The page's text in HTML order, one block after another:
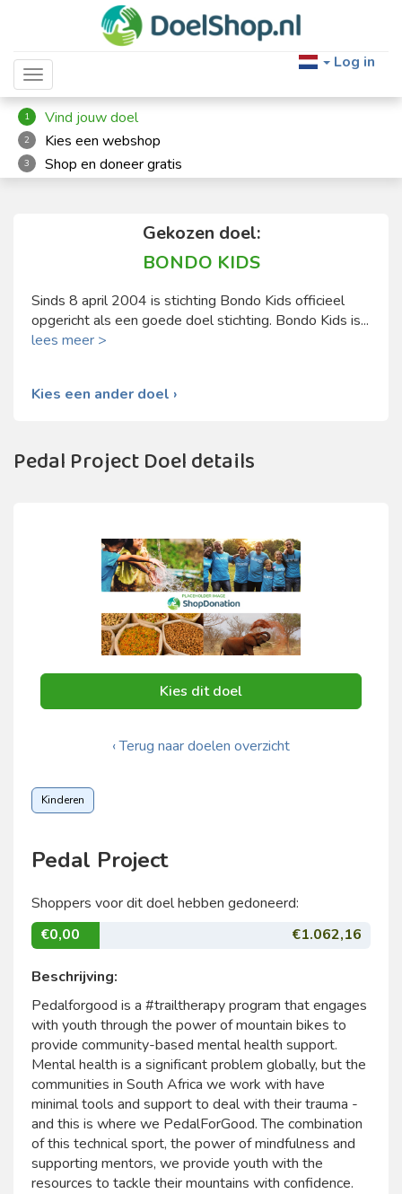
Toggle navigation
Log in
1 Vind jouw doel
2 Kies een webshop
3 Shop en doneer gratis
Gekozen doel:
BONDO KIDS
Sinds 8 april 2004 is stichting Bondo Kids officieel
opgericht als een goede doel stichting. Bondo Kids is...
lees meer >
Kies een ander doel ›
Pedal Project Doel details
Kies dit doel
‹ Terug naar doelen overzicht
Kinderen
Pedal Project
Shoppers voor dit doel hebben gedoneerd:
€0,00
€1.062,16
Beschrijving:
Pedalforgood is a #trailtherapy program that engages
with youth through the power of mountain bikes to
provide community-based mental health support.
Mental health is a significant problem globally, but the
communities in South Africa we work with have
minimal tools and support to deal with their trauma -
and this is where we PedalForGood. The combination
of this technical sport, the power of mindfulness and
supporting mentors, we provide youth with the
resources to tackle their mountains with confidence.